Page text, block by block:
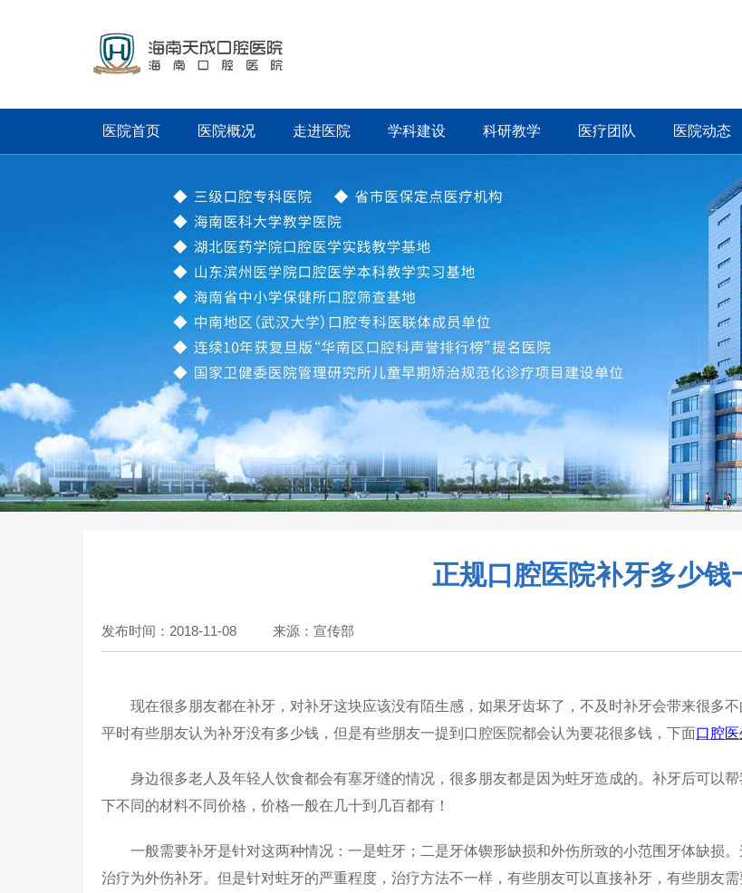
医院首页 医院概况 走进医院 学科建设 科研教学 医疗团队 医院动态
正规口腔医院补牙多少钱
发布时间：2018-11-08 来源：宣传部
现在很多朋友都在补牙，对补牙这块应该没有陌生感，如果牙齿坏了，不及时补牙会带来很多不
平时有些朋友认为补牙没有多少钱，但是有些朋友一提到口腔医院都会认为要花很多钱，下面口腔医
身边很多老人及年轻人饮食都会有塞牙缝的情况，很多朋友都是因为蛀牙造成的。补牙后可以
下不同的材料不同价格，价格一般在几十到几百都有！
一般需要补牙是针对这两种情况：一是蛀牙；二是牙体锲形缺损和外伤所致的小范围牙体缺损
治疗为外伤补牙。但是针对蛀牙的严重程度，治疗方法不一样，有些朋友可以直接补牙，有些朋友需